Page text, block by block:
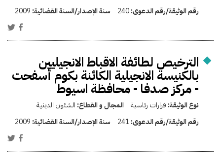
رقم الوثيقة/رقم الدعوى:240 سنة الإصدار/السنة القضائية: 2009
الترخيص لطائفة الاقباط الانجيليين
بالكنيسة الانجيلية الكائنة بكوم أسفحت
- مركز صدفا - محافظة اسيوط
نوع الوثيقة: قرارات رئاسية المجال و القطاع: الشئون الدينية
رقم الوثيقة/رقم الدعوى: 241 سنة الإصدار/السنة القضائية: 2009